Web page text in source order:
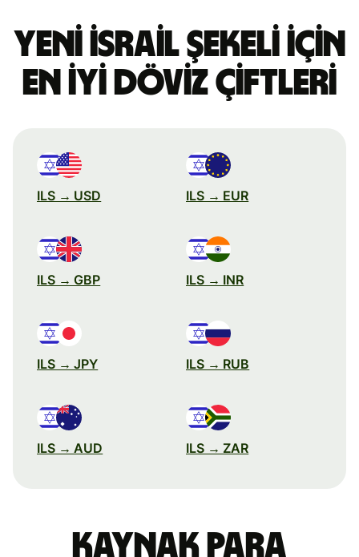
Yeni İsrail şekeli için
en iyi döviz çiftleri
ILS → USD ILS → EUR
ILS → GBP ILS → INR
ILS → JPY ILS → RUB
ILS → AUD ILS → ZAR
Kaynak para